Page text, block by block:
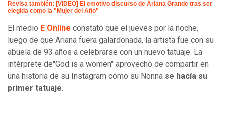
Revisa también: [VIDEO] El emotivo discurso de Ariana Grande tras ser
elegida como la "Mujer del Año"
El medio E Online constató que el jueves por la noche,
luego de que Ariana fuera galardonada, la artista fue con su
abuela de 93 años a celebrarse con un nuevo tatuaje. La
intérprete de"God is a women" aprovechó de compartir en
una historia de su Instagram cómo su Nonna se hacía su
primer tatuaje.